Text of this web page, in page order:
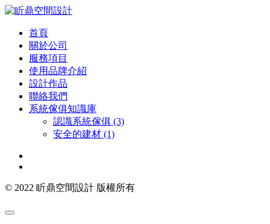
首頁
關於公司
服務項目
使用品牌介紹
設計作品
聯絡我們
系統傢俱知識庫
認識系統傢俱 (3)
安全的建材 (1)
© 2022 盺鼎空間設計 版權所有